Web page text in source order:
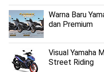
Warna Baru
dan Premium
Visual Yamaha
Street Riding